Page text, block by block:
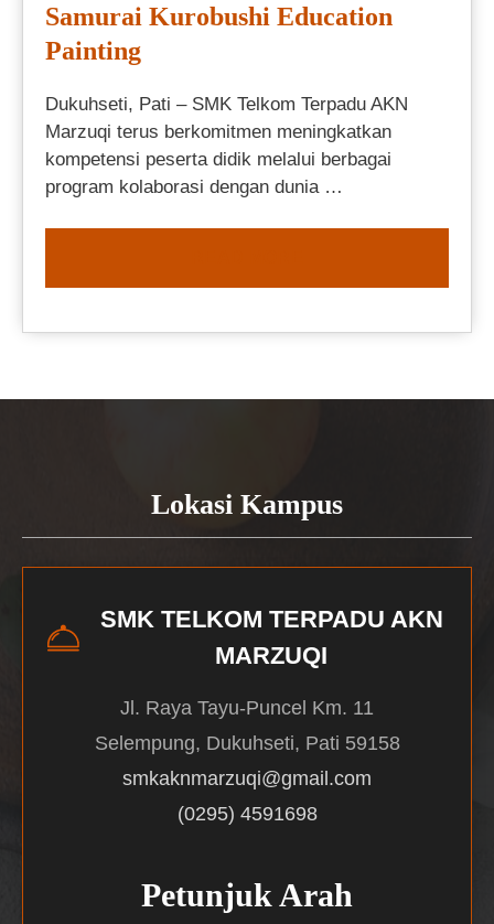
Samurai Kurobushi Education
Painting
Dukuhseti, Pati – SMK Telkom Terpadu AKN
Marzuqi terus berkomitmen meningkatkan
kompetensi peserta didik melalui berbagai
program kolaborasi dengan dunia …
Lokasi Kampus
SMK TELKOM TERPADU AKN
MARZUQI
Jl. Raya Tayu-Puncel Km. 11
Selempung, Dukuhseti, Pati 59158
smkaknmarzuqi@gmail.com
(0295) 4591698
Petunjuk Arah